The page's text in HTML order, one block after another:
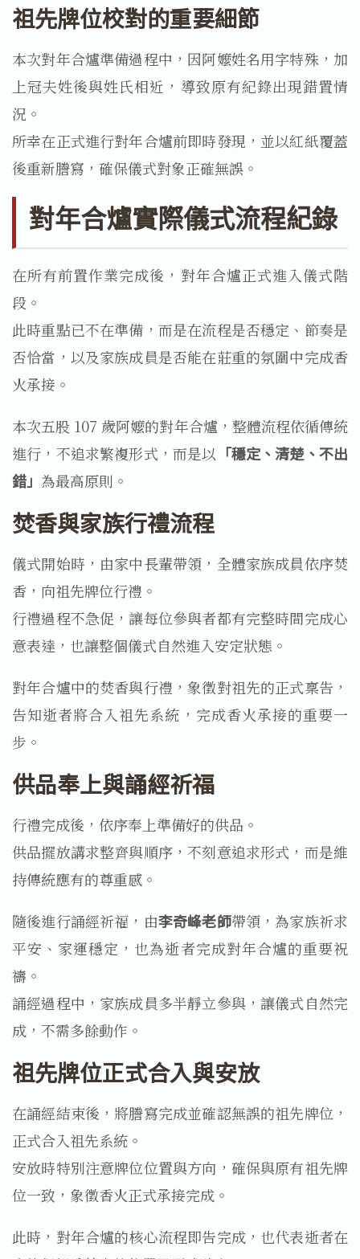
祖先牌位校對的重要細節
本次對年合爐準備過程中，因阿嬤姓名用字特殊，加
上冠夫姓後與姓氏相近，導致原有紀錄出現錯置情
況。
所幸在正式進行對年合爐前即時發現，並以紅紙覆蓋
後重新謄寫，確保儀式對象正確無誤。
對年合爐實際儀式流程紀錄
在所有前置作業完成後，對年合爐正式進入儀式階
段。
此時重點已不在準備，而是在流程是否穩定、節奏是
否恰當，以及家族成員是否能在莊重的氛圍中完成香
火承接。
本次五股 107 歲阿嬤的對年合爐，整體流程依循傳統
進行，不追求繁複形式，而是以 「穩定、清楚、不出
錯」 為最高原則。
焚香與家族行禮流程
儀式開始時，由家中長輩帶領，全體家族成員依序焚
香，向祖先牌位行禮。
行禮過程不急促，讓每位參與者都有完整時間完成心
意表達，也讓整個儀式自然進入安定狀態。
對年合爐中的焚香與行禮，象徵對祖先的正式稟告，
告知逝者將合入祖先系統，完成香火承接的重要一
步。
供品奉上與誦經祈福
行禮完成後，依序奉上準備好的供品。
供品擺放講求整齊與順序，不刻意追求形式，而是維
持傳統應有的尊重感。
隨後進行誦經祈福，由李奇峰老師帶領，為家族祈求
平安、家運穩定，也為逝者完成對年合爐的重要祝
禱。
誦經過程中，家族成員多半靜立參與，讓儀式自然完
成，不需多餘動作。
祖先牌位正式合入與安放
在誦經結束後，將謄寫完成並確認無誤的祖先牌位，
正式合入祖先系統。
安放時特別注意牌位位置與方向，確保與原有祖先牌
位一致，象徵香火正式承接完成。
此時，對年合爐的核心流程即告完成，也代表逝者在